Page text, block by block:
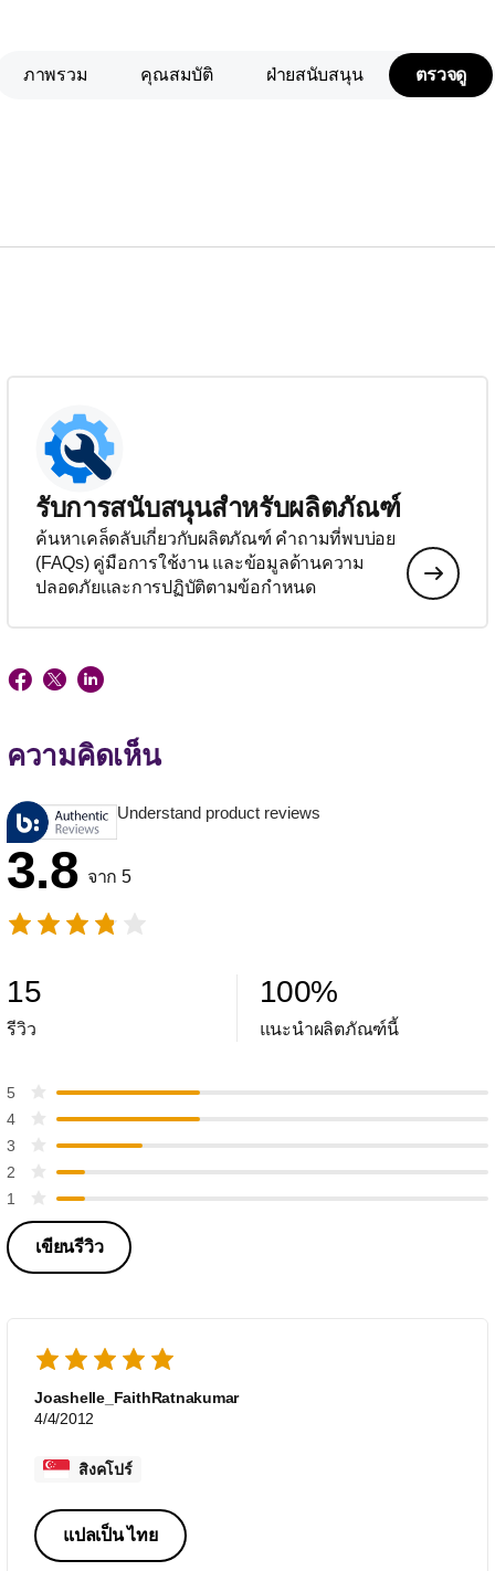
ภาพรวม คุณสมบัติ ฝ่ายสนับสนุน ตรวจดู
รับการสนับสนุนสำหรับผลิตภัณฑ์
ค้นหาเคล็ดลับเกี่ยวกับผลิตภัณฑ์ คำถามที่พบบ่อย
(FAQs) คู่มือการใช้งาน และข้อมูลด้านความ
ปลอดภัยและการปฏิบัติตามข้อกำหนด
ความคิดเห็น
Understand product reviews
3.8 จาก 5
15
รีวิว
100%
แนะนำผลิตภัณฑ์นี้
5
4
3
2
1
เขียนรีวิว
Joashelle_FaithRatnakumar
4/4/2012
สิงคโปร์
แปลเป็น ไทย